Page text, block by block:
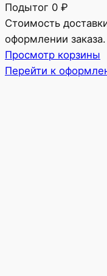
Товары
в
корзине
Подытог 0 ₽
Стоимость
оформлении заказа.
Просмотр корзины
Перейти к